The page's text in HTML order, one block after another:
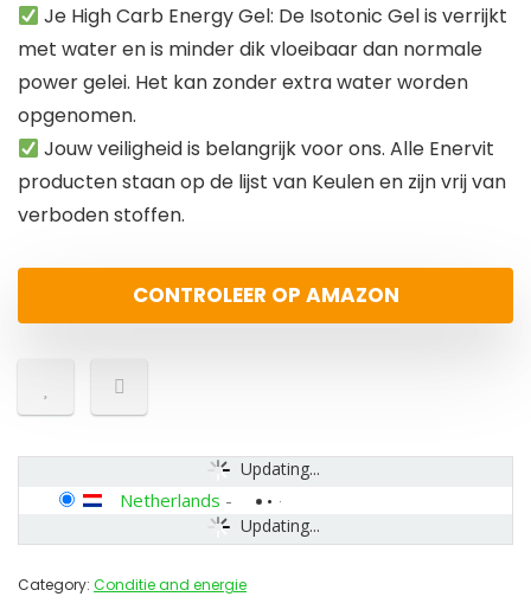
Je High Carb Energy Gel: De Isotonic Gel is verrijkt
met water en is minder dik vloeibaar dan normale
power gelei. Het kan zonder extra water worden
opgenomen.
Jouw veiligheid is belangrijk voor ons. Alle Enervit
producten staan op de lijst van Keulen en zijn vrij van
verboden stoffen.
CONTROLEER OP AMAZON
Updating...
Updating...
Netherlands -
Category: Conditie and energie